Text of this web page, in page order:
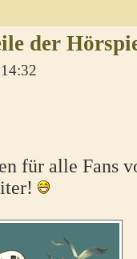
der
für alle Fans